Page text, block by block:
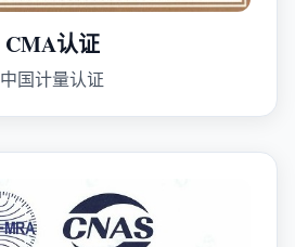
CMA认证
中国计量认证